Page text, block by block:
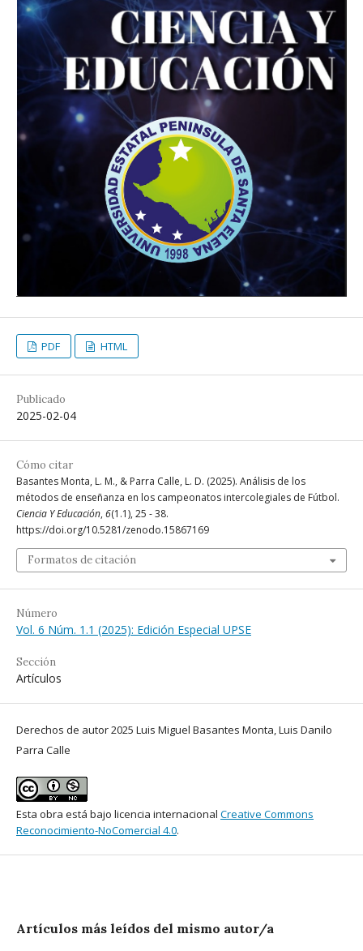
PDF HTML
Publicado
2025-02-04
Cómo citar
Basantes Monta, L. M., & Parra Calle, L. D. (2025). Análisis de los
métodos de enseñanza en los campeonatos intercolegiales de Fútbol.
Ciencia Y Educación, 6(1.1), 25 - 38.
https://doi.org/10.5281/zenodo.15867169
Formatos de citación
Número
Vol. 6 Núm. 1.1 (2025): Edición Especial UPSE
Sección
Artículos
Derechos de autor 2025 Luis Miguel Basantes Monta, Luis Danilo
Parra Calle
Esta obra está bajo licencia internacional Creative Commons
Reconocimiento-NoComercial 4.0.
Artículos más leídos del mismo autor/a